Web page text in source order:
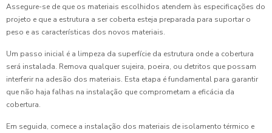
Assegure-se de que os materiais escolhidos atendem às especificações do
projeto e que a estrutura a ser coberta esteja preparada para suportar o
peso e as características dos novos materiais.
Um passo inicial é a limpeza da superfície da estrutura onde a cobertura
será instalada. Remova qualquer sujeira, poeira, ou detritos que possam
interferir na adesão dos materiais. Esta etapa é fundamental para garantir
que não haja falhas na instalação que comprometam a eficácia da
cobertura.
Em seguida, comece a instalação dos materiais de isolamento térmico e